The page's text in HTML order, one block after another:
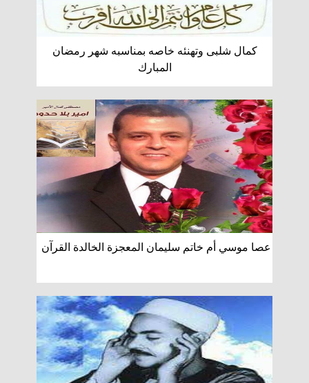
كمال شلبى وتهنئه خاصه بمناسبه شهر رمضان
المبارك
عصا موسي أم خاتم سليمان المعجزة الخالدة القرآن